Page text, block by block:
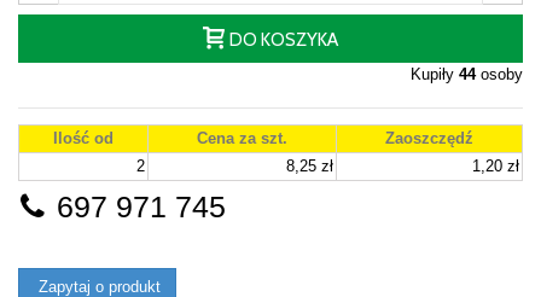
DO KOSZYKA
Kupiły 44osoby
Ilość od Cena za szt.
Zaoszczędź
2
8,25 zł 1,20 zł
697 971 745
Zapytaj o produkt